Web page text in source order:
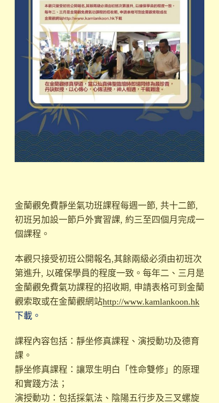
金蘭觀免費靜坐氣功班課程每週一節, 共十二節,
初班另加設一節戶外實習課, 約三至四個月完成一
個課程。
本觀只接受初班公開報名,其餘兩級必須由初班次
第進升, 以確保學員的程度一致。每年二、三月是
金蘭觀免費氣功課程的招收期, 申請表格可到金蘭
觀索取或在金蘭觀網站http://www.kamlankoon.hk
下載。
課程內容包括：靜坐修真課程、演授動功及德育
課。
靜坐修真課程：讓眾生明白「性命雙修」的原理
和實踐方法；
演授動功：包括採氣法、陰陽五行步及三叉螺旋